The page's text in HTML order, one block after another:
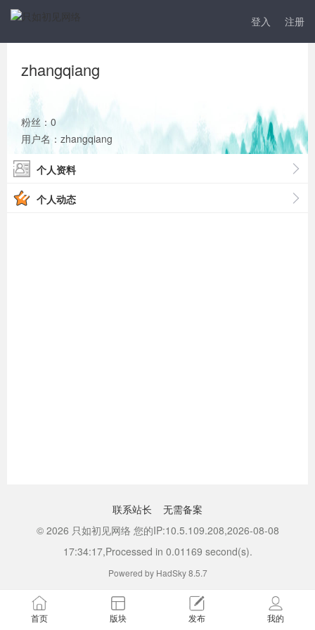
登入 注册
首页 版块 发布 我的
zhangqiang
粉丝：0
用户名：zhangqiang
个人资料
个人动态
联系站长
无需备案
© 2026 只如初见网络 您的IP:10.5.109.208,2026-08-08
17:34:17,Processed in 0.01169 second(s).
Powered by HadSky 8.5.7